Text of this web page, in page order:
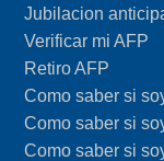
Jubilacion
Verificar mi AFP
Retiro AFP
Como saber si
Como saber si
Como saber si